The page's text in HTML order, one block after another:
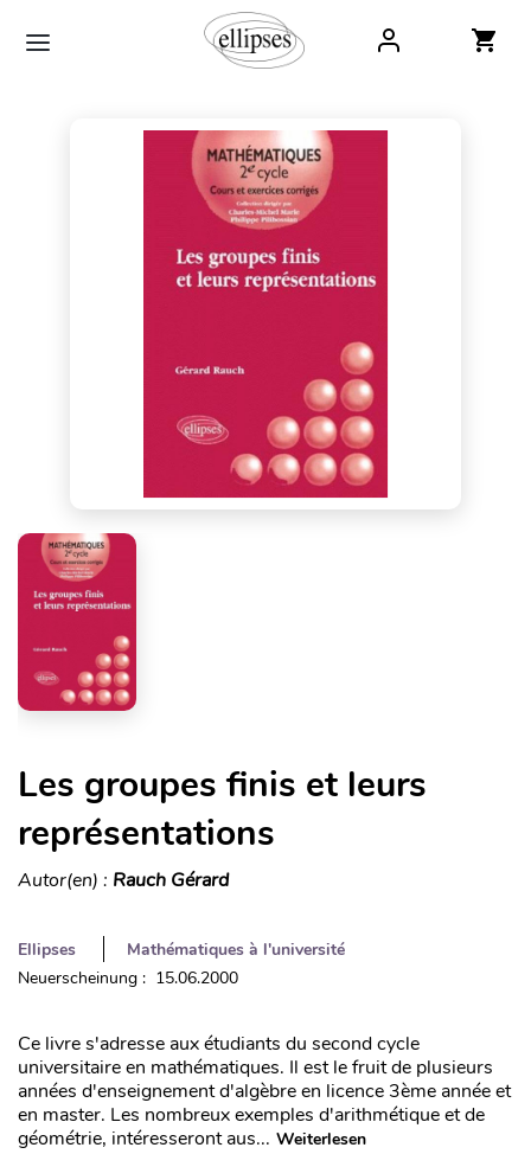
Les groupes finis et leurs
représentations
Autor(en) : Rauch Gérard
Ellipses
Mathématiques à l'université
Neuerscheinung : 15.06.2000
Ce livre s'adresse aux étudiants du second cycle
universitaire en mathématiques. Il est le fruit de plusieurs
années d'enseignement d'algèbre en licence 3ème année et
en master. Les nombreux exemples d'arithmétique et de
géométrie, intéresseront aus... Weiterlesen